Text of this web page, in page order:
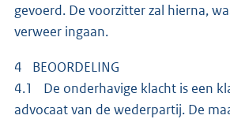
gevoerd. De voorzitter zal hierna,
verweer ingaan.
4 BEOORDELING
4.1 De onderhavige klacht is een
advocaat van de wederpartij. De